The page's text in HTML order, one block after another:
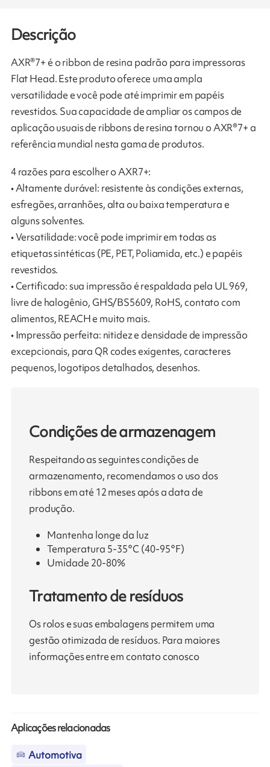
Descrição
AXR®7+ é o ribbon de resina padrão para impressoras
Flat Head. Este produto oferece uma ampla
versatilidade e você pode até imprimir em papéis
revestidos. Sua capacidade de ampliar os campos de
aplicação usuais de ribbons de resina tornou o AXR®7+ a
referência mundial nesta gama de produtos.
4 razões para escolher o AXR7+:
• Altamente durável: resistente às condições externas,
esfregões, arranhões, alta ou baixa temperatura e
alguns solventes.
• Versatilidade: você pode imprimir em todas as
etiquetas sintéticas (PE, PET, Poliamida, etc.) e papéis
revestidos.
• Certificado: sua impressão é respaldada pela UL 969,
livre de halogênio, GHS/BS5609, RoHS, contato com
alimentos, REACH e muito mais.
• Impressão perfeita: nitidez e densidade de impressão
excepcionais, para QR codes exigentes, caracteres
pequenos, logotipos detalhados, desenhos.
Condições de armazenagem
Respeitando as seguintes condições de
armazenamento, recomendamos o uso dos
ribbons em até 12 meses após a data de
produção.
Mantenha longe da luz
Temperatura 5-35°C (40-95°F)
Umidade 20-80%
Tratamento de resíduos
Os rolos e suas embalagens permitem uma
gestão otimizada de resíduos. Para maiores
informações entre em contato conosco
Aplicações relacionadas
Automotiva